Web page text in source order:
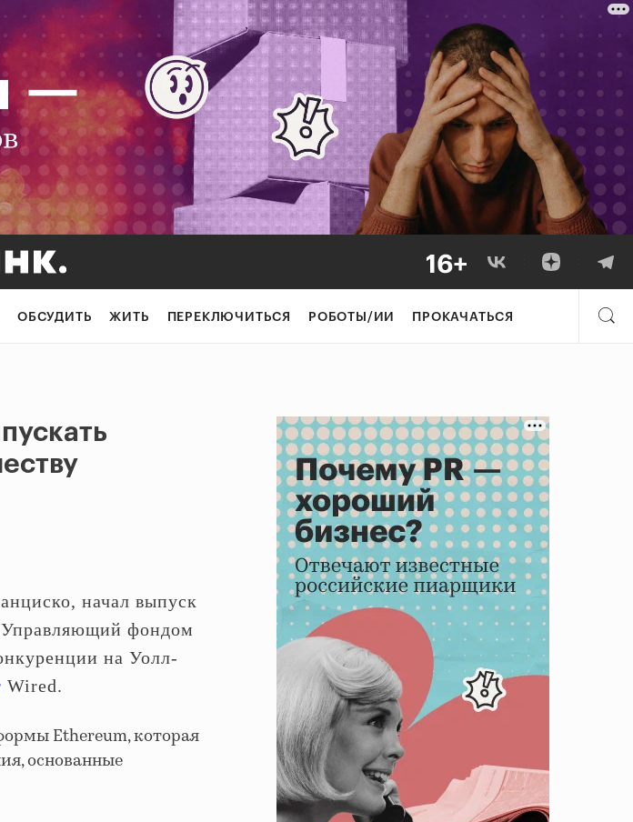
ОБСУДИТЬ ЖИТЬ ПЕРЕКЛЮЧИТЬСЯ РОБОТЫ/ИИ ПРОКАЧАТЬСЯ
начал выпуск
Управляющий фондом
на Уолл-
Wired.
Ethereum, которая
основанные